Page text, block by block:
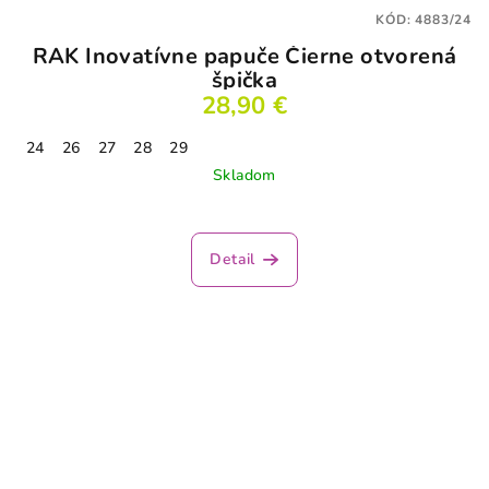
RAK Inovatívne papuče Čierne otvorená
špička
28,90 €
24 26 27 28
29
Skladom
Detail
KÓD:4883/24